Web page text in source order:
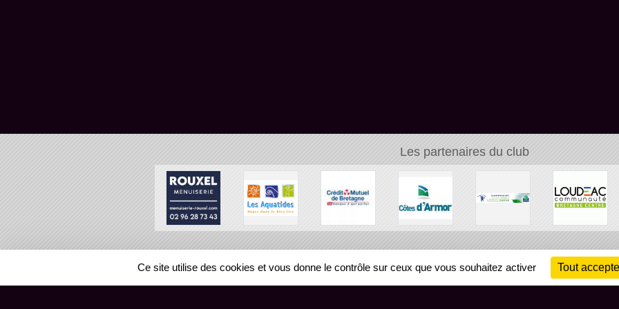
Les partenaires du club
REGIONS
Ce site utilise des cookies et vous donne le contrôle sur ceux que vous souhaitez activer Tout